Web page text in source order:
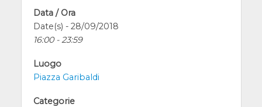
Data / Ora
Date(s) - 28/09/2018
16:00 - 23:59
Luogo
Piazza Garibaldi
Categorie